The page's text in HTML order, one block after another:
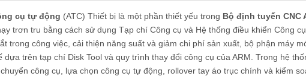
cụ tự động (ATC) Thiết bị là một phần thiết yếu trong Bộ định tuyến CNC
trơn tru bằng cách sử dụng Tạp chí Công cụ và Hệ thống điều khiển Công
trong công việc, cải thiện năng suất và giảm chi phí sản xuất, bộ phận máy
dựa trên tạp chí Disk Tool và quy trình thay đổi công cụ của ARM. Trong hệ
công cụ, lựa chọn công cụ tự động, rollover tay áo trục chính và kiểm